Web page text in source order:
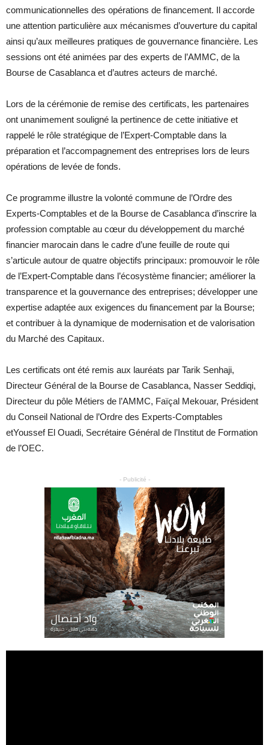
communicationnelles des opérations de financement. Il accorde
une attention particulière aux mécanismes d’ouverture du capital
ainsi qu’aux meilleures pratiques de gouvernance financière. Les
sessions ont été animées par des experts de l’AMMC, de la
Bourse de Casablanca et d’autres acteurs de marché.
Lors de la cérémonie de remise des certificats, les partenaires
ont unanimement souligné la pertinence de cette initiative et
rappelé le rôle stratégique de l’Expert-Comptable dans la
préparation et l’accompagnement des entreprises lors de leurs
opérations de levée de fonds.
Ce programme illustre la volonté commune de l’Ordre des
Experts-Comptables et de la Bourse de Casablanca d’inscrire la
profession comptable au cœur du développement du marché
financier marocain dans le cadre d’une feuille de route qui
s’articule autour de quatre objectifs principaux: promouvoir le rôle
de l’Expert-Comptable dans l’écosystème financier; améliorer la
transparence et la gouvernance des entreprises; développer une
expertise adaptée aux exigences du financement par la Bourse;
et contribuer à la dynamique de modernisation et de valorisation
du Marché des Capitaux.
Les certificats ont été remis aux lauréats par Tarik Senhaji,
Directeur Général de la Bourse de Casablanca, Nasser Seddiqi,
Directeur du pôle Métiers de l’AMMC, Faïçal Mekouar, Président
du Conseil National de l’Ordre des Experts-Comptables
etYoussef El Ouadi, Secrétaire Général de l’Institut de Formation
de l’OEC.
- Publicité -